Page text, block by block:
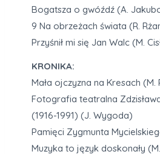
Bogatsza o gwóźdź (A.
9 Na obrzeżach świata (R.
Przyśnił mi się Jan Walc (M.
KRONIKA:
Mała ojczyzna na Kresach
Fotografia teatralna
(1916-1991) (J. Wygoda)
Pamięci Zygmunta
Muzyka to język doskonały